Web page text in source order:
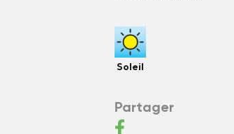
Soleil
Partager